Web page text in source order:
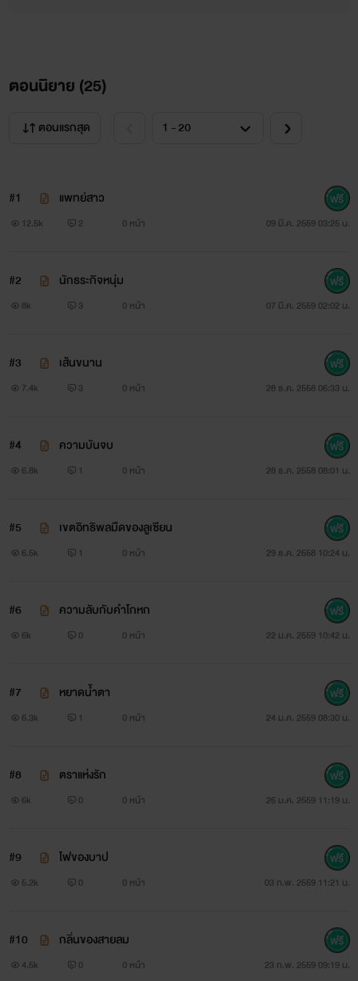
อรทิชา ตรีมนจันทร์
เป็นหมอผ่าตัดที่คนไข้อยากให้ผ่าตัดที่สุด
ตอนนิยาย (25)
ตอนแรกสุด
#1 แพทย์สาว
12.5k 2 0 หน้า 09 มี.ค. 2559 03:25 น.
#2 นักธระกิจหนุ่ม
8k 3 0 หน้า 07 มี.ค. 2559 02:02 น.
#3 เส้นขนาน
7.4k 3 0 หน้า 28 ธ.ค. 2558 06:33 น.
#4 ความบันจบ
6.8k 1 0 หน้า 28 ธ.ค. 2558 08:01 น.
#5 เขตอิทธิพลมืดของลูเซียน
6.5k 1 0 หน้า 29 ธ.ค. 2558 10:24 น.
#6 ความลับกับคำโกหก
6k 0 0 หน้า 22 ม.ค. 2559 10:42 น.
#7 หยาดน้ำตา
6.3k 1 0 หน้า 24 ม.ค. 2559 08:30 น.
#8 ตราแห่งรัก
6k 0 0 หน้า 26 ม.ค. 2559 11:19 น.
#9 ไฟของบาป
5.2k 0 0 หน้า 03 ก.พ. 2559 11:21 น.
#10 กลิ่นของสายลม
4.5k 0 0 หน้า 23 ก.พ. 2559 09:19 น.